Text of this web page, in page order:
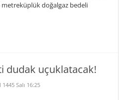
metreküplük doğalgaz bedeli
dudak uçuklatacak!
Salı 16:25